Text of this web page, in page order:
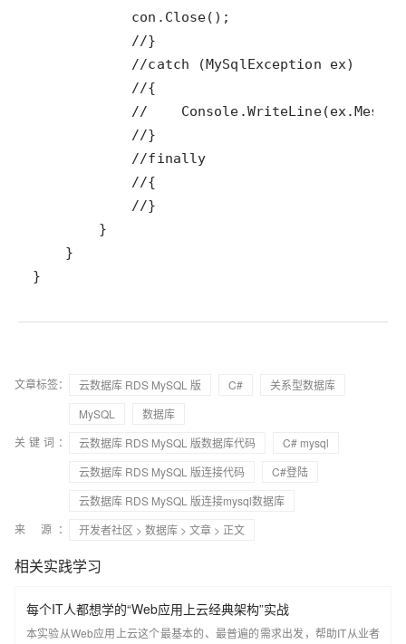
}
文章标签： 云数据库 RDS MySQL 版 C#
关系型数据库
MySQL
数据库
关键词：
云数据库 RDS MySQL 版数据库代码
C# mysql
云数据库 RDS MySQL 版连接代码
C#登陆
云数据库 RDS MySQL 版连接mysql数据库
来 源：
开发者社区 > 数据库 > 文章 > 正文
相关实践学习
每个IT人都想学的“Web应用上云经典架构”实战
本实验从Web应用上云这个最基本的、最普遍的需求出发，帮助IT从业者